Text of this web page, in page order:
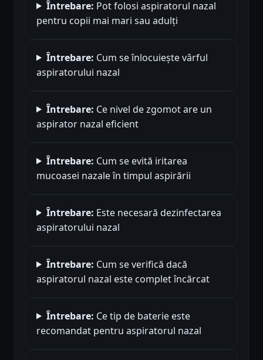
Întrebare: Pot folosi aspiratorul nazal
pentru copii mai mari sau adulți
Întrebare: Cum se înlocuiește vârful
aspiratorului nazal
Întrebare: Ce nivel de zgomot are un
aspirator nazal eficient
Întrebare: Cum se evită iritarea
mucoasei nazale în timpul aspirării
Întrebare: Este necesară dezinfectarea
aspiratorului nazal
Întrebare: Cum se verifică dacă
aspiratorul nazal este complet încărcat
Întrebare: Ce tip de baterie este
recomandat pentru aspiratorul nazal